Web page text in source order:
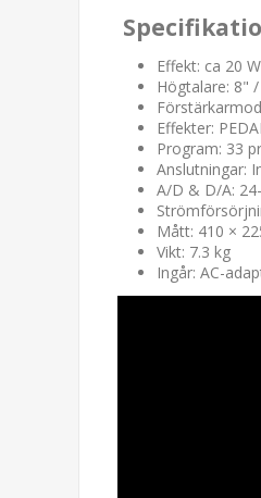
Effekt: ca 20
Högtalare: 8"
Effekter:
Program: 33
Anslutningar:
A/D & D/A:
Mått: 410 ×
Vikt: 7.3 kg
Ingår: AC-